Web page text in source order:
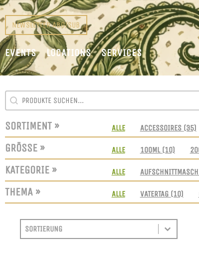
NEWSLETTER ABO/SUB
EVENTS LOCATIONS SERVICES
SUCHFELD
SEARCH CONTENT
SORTIMENT » SORTIMENT
ALLE ACCESSOIRES (35)
GRÖSSE »
GRÖSSEN
ALLE 100ML (10)
KATEGORIE »
KATEGORIE
ALLE
THEMA »
THEMEN
ALLE VATERTAG (10)
SORTIEREN
SORT CONTENT
SORT CONTENT